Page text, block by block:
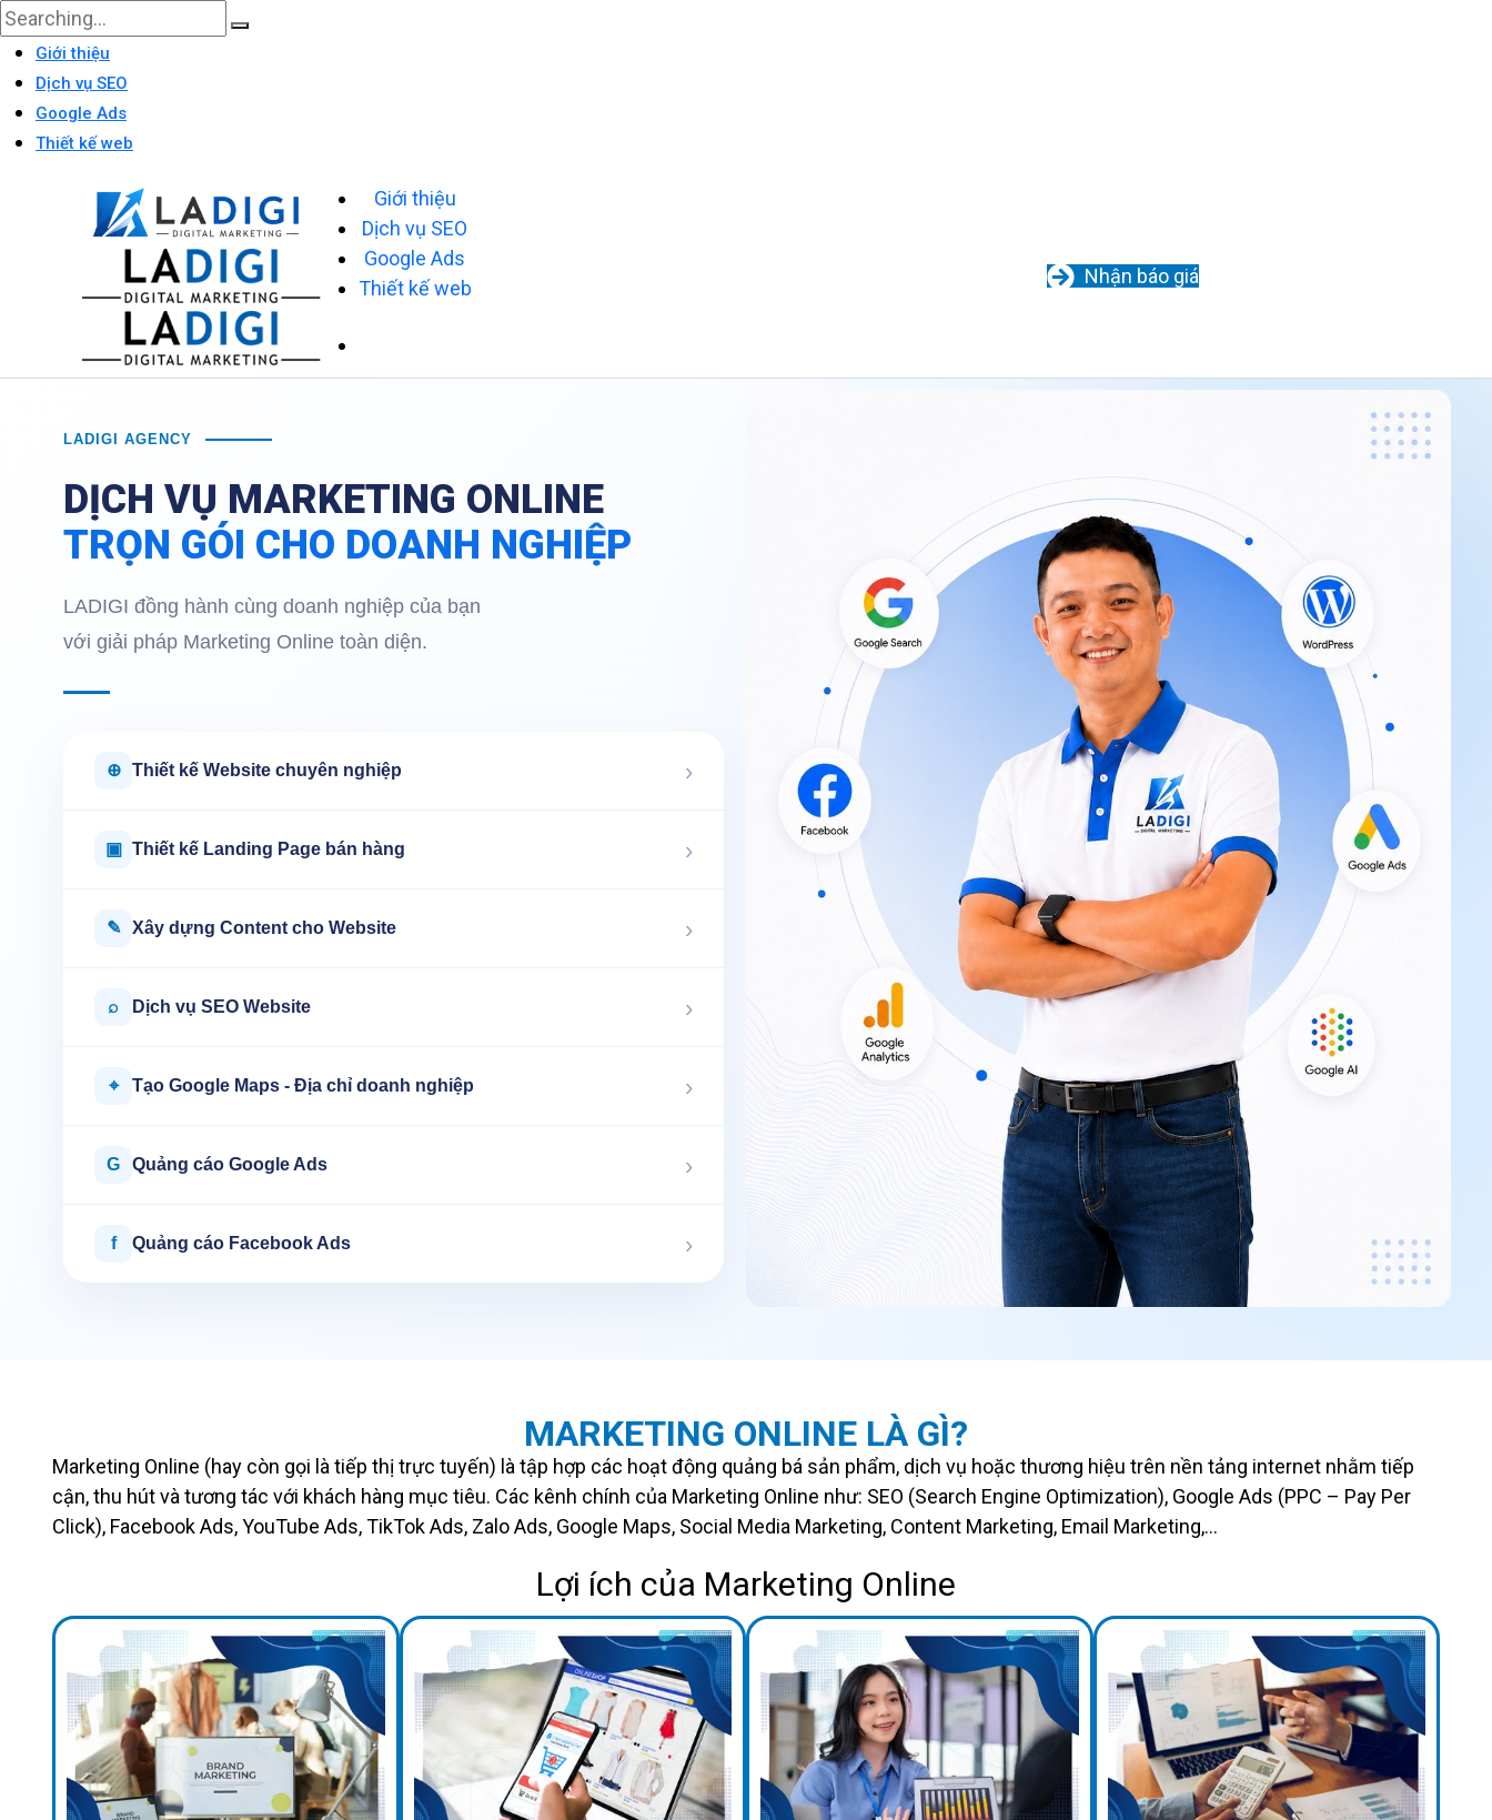
Giới thiệu
Dịch vụ SEO
Google Ads
Thiết kế web
Giới thiệu
Dịch vụ SEO
Google Ads
Thiết kế web
Nhận báo giá
LADIGI AGENCY
DỊCH VỤ MARKETING ONLINE
TRỌN GÓI CHO DOANH NGHIỆP
LADIGI đồng hành cùng doanh nghiệp của bạn
với giải pháp Marketing Online toàn diện.
⊕ Thiết kế Website chuyên nghiệp ›
▣ Thiết kế Landing Page bán hàng ›
✎ Xây dựng Content cho Website ›
⌕ Dịch vụ SEO Website ›
⌖ Tạo Google Maps - Địa chỉ doanh nghiệp ›
G Quảng cáo Google Ads ›
f Quảng cáo Facebook Ads ›
MARKETING ONLINE LÀ GÌ?
Marketing Online (hay còn gọi là tiếp thị trực tuyến) là tập hợp các hoạt động quảng bá sản phẩm, dịch vụ hoặc thương hiệu trên nền tảng internet nhằm tiếp
cận, thu hút và tương tác với khách hàng mục tiêu. Các kênh chính của Marketing Online như: SEO (Search Engine Optimization), Google Ads (PPC – Pay Per
Click), Facebook Ads, YouTube Ads, TikTok Ads, Zalo Ads, Google Maps, Social Media Marketing, Content Marketing, Email Marketing,…
Lợi ích của Marketing Online